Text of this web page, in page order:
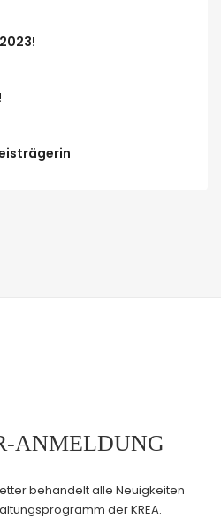
ANMELDUNG
behandelt alle Neuigkeiten
der KREA.